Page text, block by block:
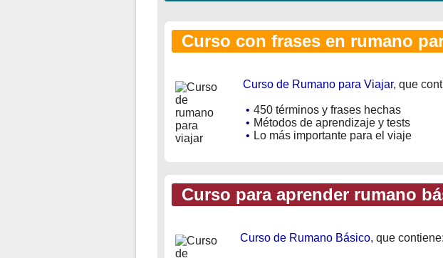
Curso con frases en rumano
Curso de Rumano para Viajar, que
• 450 términos y frases hechas
• Métodos de aprendizaje y tests
• Lo más importante para el viaje
Curso para aprender rumano
Curso de Rumano Básico, que contiene: